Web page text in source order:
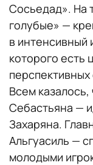
Сосьедад». На
голубые» —
в интенсивный
которого есть
Всем
Себастьяна —
Захаряна.
Альгуасиль —
молодыми